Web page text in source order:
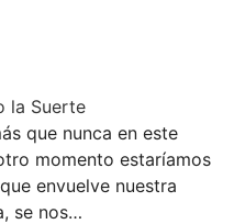
la Suerte
que nunca en este
momento estaríamos
envuelve nuestra
se nos…